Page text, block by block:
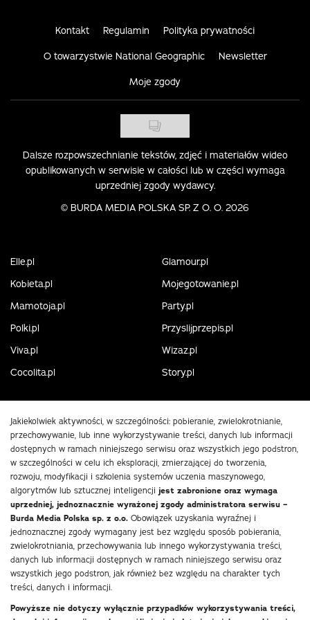
Kontakt Regulamin Polityka prywatności
O towarzystwie National Geographic Newsletter
Moje zgody
Dalsze rozpowszechnianie tekstów, zdjęć i materiałów wideo
opublikowanych w serwisie w całości lub w części wymaga
uprzedniej zgody wydawcy.
© BURDA MEDIA POLSKA SP. Z O. O. 2026
Elle.pl
Glamour.pl
Kobieta.pl
Mojegotowanie.pl
Mamotoja.pl
Party.pl
Polki.pl
Przyslijprzepis.pl
Viva.pl
Wizaz.pl
Cocolita.pl
Story.pl
Jakiekolwiek aktywności, w szczególności: pobieranie, zwielokrotnianie,
przechowywanie, lub inne wykorzystywanie treści, danych lub informacji
dostępnych w ramach niniejszego serwisu oraz wszystkich jego podstron,
w szczególności w celu ich eksploracji, zmierzającej do tworzenia,
rozwoju, modyfikacji i szkolenia systemów uczenia maszynowego,
algorytmów lub sztucznej inteligencji jest zabronione oraz wymaga
uprzedniej, jednoznacznie wyrażonej zgody administratora serwisu –
Burda Media Polska sp. z o.o. Obowiązek uzyskania wyraźnej i
jednoznacznej zgody wymagany jest bez względu sposób pobierania,
zwielokrotniania, przechowywania lub innego wykorzystywania treści,
danych lub informacji dostępnych w ramach niniejszego serwisu oraz
wszystkich jego podstron, jak również bez względu na charakter tych
treści, danych i informacji.
Powyższe nie dotyczy wyłącznie przypadków wykorzystywania treści,